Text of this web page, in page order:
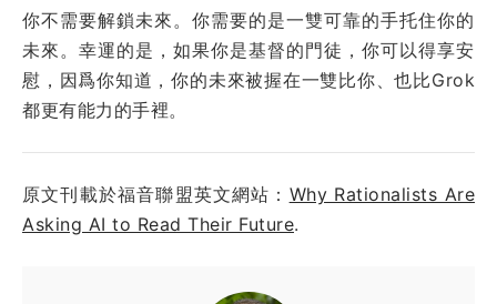
你不需要解鎖未來。你需要的是一雙可靠的手托住你的
未來。幸運的是，如果你是基督的門徒，你可以得享安
慰，因爲你知道，你的未來被握在一雙比你、也比Grok
都更有能力的手裡。
原文刊載於福音聯盟英文網站： Why Rationalists Are
Asking AI to Read Their Future.